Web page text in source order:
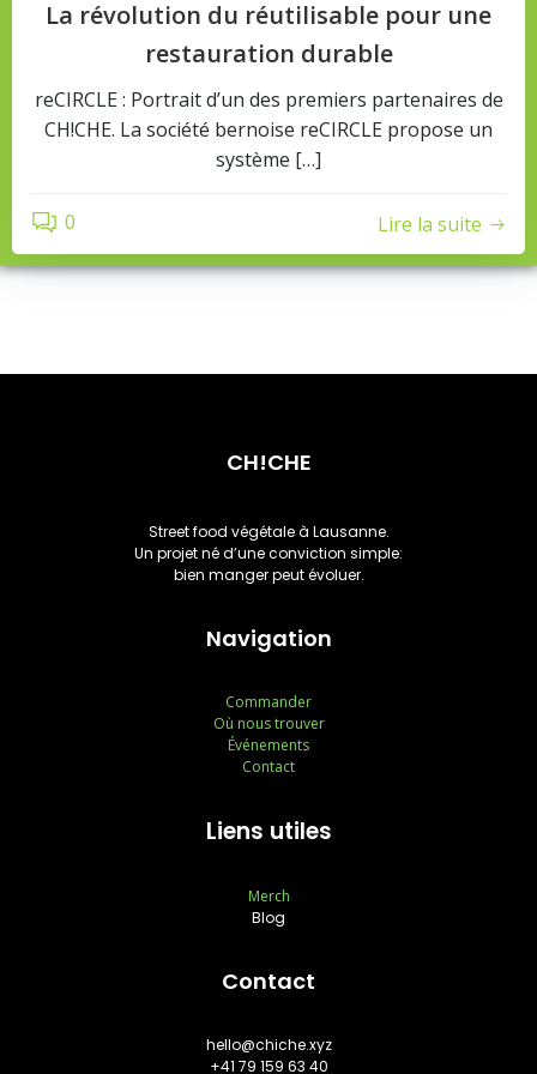
La révolution du réutilisable pour une
restauration durable
reCIRCLE : Portrait d’un des premiers partenaires de
CH!CHE. La société bernoise reCIRCLE propose un
système […]
0 Lire la suite
CH!CHE
Navigation
Liens utiles
Contact
Street food végétale à Lausanne.
Un projet né d’une conviction simple:
bien manger peut évoluer.
Commander
Où nous trouver
Événements
Contact
Merch
Blog
hello@chiche.xyz
+41 79 159 63 40